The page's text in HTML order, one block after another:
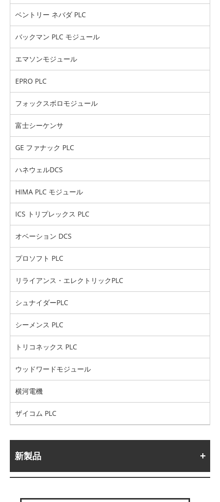
ベントリー ネバダ PLC
バックマン PLC モジュール
エマソンモジュール
EPRO PLC
フォックスボロモジュール
富士シーケンサ
GE ファナック PLC
ハネウェルDCS
HIMA PLC モジュール
ICS トリプレックス PLC
オベーション DCS
プロソフト PLC
リライアンス・エレクトリックPLC
シュナイダーPLC
シーメンス PLC
トリコネックス PLC
ウッドワードモジュール
横河電機
ザイコム PLC
新製品